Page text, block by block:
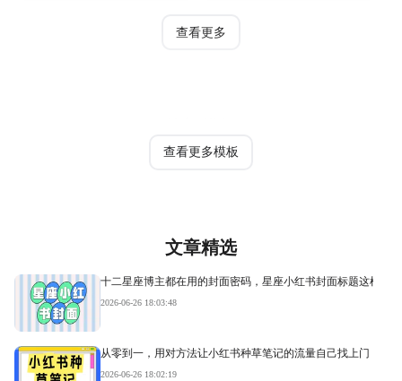
查看更多
查看更多模板
文章精选
十二星座博主都在用的封面密码，星座小红书封面标题这样写
2026-06-26 18:03:48
从零到一，用对方法让小红书种草笔记的流量自己找上门
2026-06-26 18:02:19